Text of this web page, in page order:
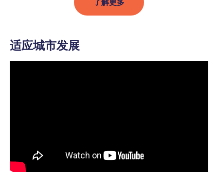
了解更多
适应城市发展